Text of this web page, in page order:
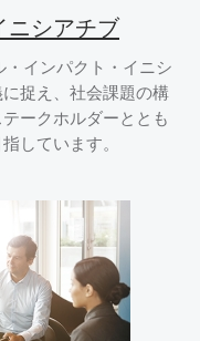
ニシアチブ
インパクト・イニシ
捉え、社会課題の構
ークホルダーととも
しています。